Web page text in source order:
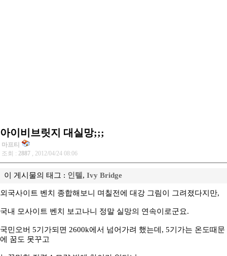
아이비브릿지 대실망;;;
마프티
조회 : 2887 , 2012/04/24 08:06
이 게시물의 태그 : 인텔 , Ivy Bridge
외국사이트 벤치 종합해보니 며칠전에 대강 그림이 그려졌다지만,
국내 모사이트 벤치 보고나니 정말 실망의 연속이로군요.
국민오버 5기가되면 2600k에서 넘어가려 했는데, 5기가는 온도때문
에 꿈도 못꾸고